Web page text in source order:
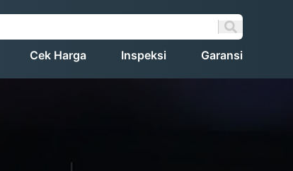
Cek Harga Inspeksi Garansi